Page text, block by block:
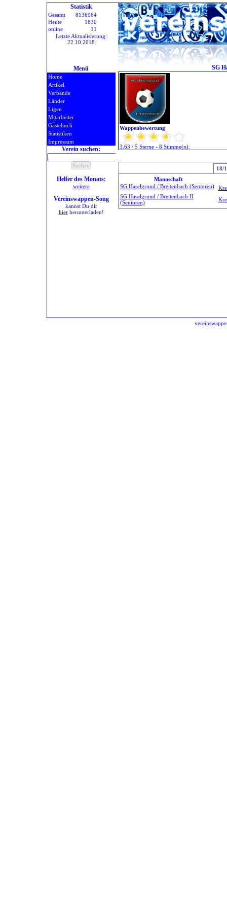
Statistik
Gesamt
8136964
Heute
1830
online
11
Letzte Aktualisierung:
22.10.2018
Menü
Home
Artikel
Verbände
Länder
Ligen
Mitarbeiter
Gästebuch
Statistiken
Impressum
Verein suchen:
Helfer des Monats:
weitere
Vereinswappen-Song
kannst Du dir
hierherunterladen!
SG
Wappenbewertung:
3.63 / 5 Sterne - 8 Stimme(n).
18/
Mannschaft
SG Haselgrund / Breitenbach (Senioren)
SG Haselgrund / Breitenbach II
(Senioren)